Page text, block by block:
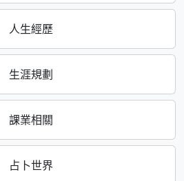
人生經歷
生涯規劃
課業相關
占卜世界